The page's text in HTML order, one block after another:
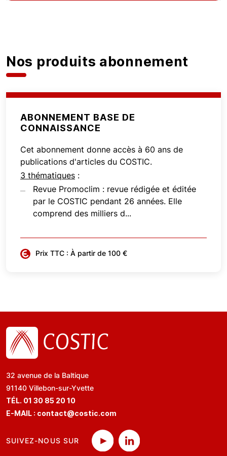
Nos produits abonnement
ABONNEMENT BASE DE
CONNAISSANCE
Cet abonnement donne accès à 60 ans de
publications d'articles du COSTIC.
3 thématiques :
Revue Promoclim : revue rédigée et éditée
par le COSTIC pendant 26 années. Elle
comprend des milliers d...
Prix TTC : À partir de 100 €
32 avenue de la Baltique
91140 Villebon-sur-Yvette
TÉL. 01 30 85 20 10
E-MAIL : contact@costic.com
SUIVEZ-NOUS SUR